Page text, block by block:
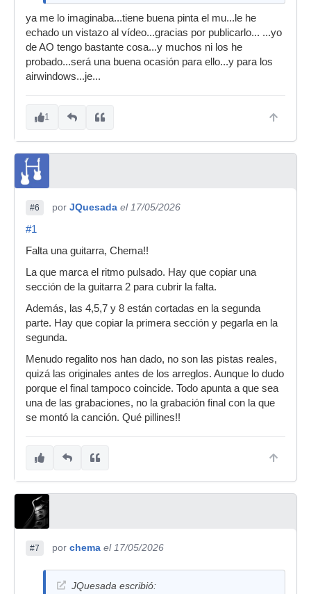
ya me lo imaginaba...tiene buena pinta el mu...le he
echado un vistazo al vídeo...gracias por publicarlo... ...yo
de AO tengo bastante cosa...y muchos ni los he
probado...será una buena ocasión para ello...y para los
airwindows...je...
1
#6 por JQuesada el 17/05/2026
#1
Falta una guitarra, Chema!!
La que marca el ritmo pulsado. Hay que copiar una
sección de la guitarra 2 para cubrir la falta.
Además, las 4,5,7 y 8 están cortadas en la segunda
parte. Hay que copiar la primera sección y pegarla en la
segunda.
Menudo regalito nos han dado, no son las pistas reales,
quizá las originales antes de los arreglos. Aunque lo dudo
porque el final tampoco coincide. Todo apunta a que sea
una de las grabaciones, no la grabación final con la que
se montó la canción. Qué pillines!!
#7 por chema el 17/05/2026
JQuesada escribió: